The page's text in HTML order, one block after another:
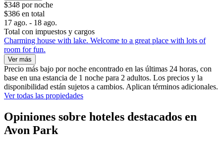
$348 por noche
$386 en total
17 ago. - 18 ago.
Total con impuestos y cargos
Charming house with lake. Welcome to a great place with lots of
room for fun.
Ver más
Precio más bajo por noche encontrado en las últimas 24 horas, con
base en una estancia de 1 noche para 2 adultos. Los precios y la
disponibilidad están sujetos a cambios. Aplican términos adicionales.
Ver todas las propiedades
Opiniones sobre hoteles destacados en
Avon Park